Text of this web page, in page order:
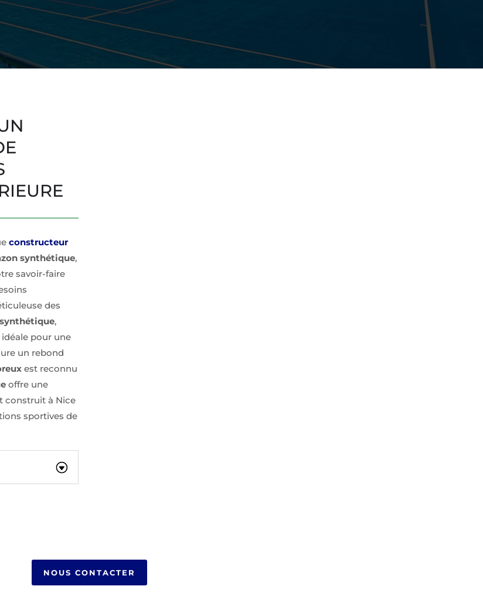
constructeur
synthétique,
savoir-faire
des
,
pour une
un rebond
est reconnu
offre une
construit à Nice
sportives de
NOUS CONTACTER